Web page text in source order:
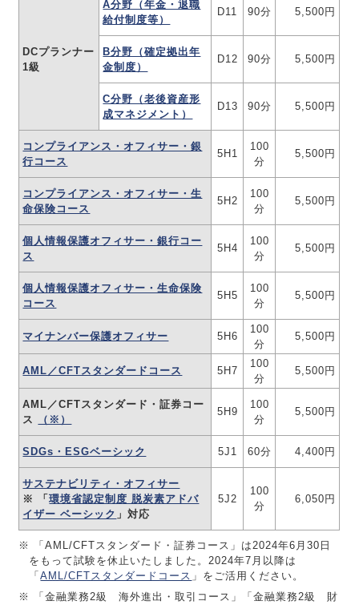
DCプランナー
1級
A分野（年金・退職
給付制度等）
D11 90分 5,500円
B分野（確定拠出年
金制度）
D12 90分 5,500円
C分野（老後資産形
成マネジメント）
D13 90分 5,500円
コンプライアンス・オフィサー・銀
行コース
5H1
100
分
5,500円
コンプライアンス・オフィサー・生
命保険コース
5H2
100
分
5,500円
個人情報保護オフィサー・銀行コー
ス
5H4
100
分
5,500円
個人情報保護オフィサー・生命保険
コース
5H5
100
分
5,500円
マイナンバー保護オフィサー 5H6
100
分
5,500円
AML／CFTスタンダードコース 5H7
100
分
5,500円
AML／CFTスタンダード・証券コー
ス
（※）
5H9
100
分
5,500円
SDGs・ESGベーシック 5J1 60分 4,400円
サステナビリティ・オフィサー
※ 「環境省認定制度 脱炭素アドバ
イザー ベーシック 」対応
5J2
100
分
6,050円
※ 「AML/CFTスタンダード・証券コース」は2024年6月30日
をもって試験を休止いたしました。2024年7月以降は
「AML/CFTスタンダードコース 」をご活用ください。
※ 「金融業務2級 海外進出・取引コース」「金融業務2級 財